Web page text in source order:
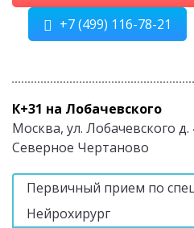
+7 (499) 116-78-21
К+31 на Лобачевского
Москва, ул. Лобачевского д.
Северное Чертаново
Первичный прием по
Нейрохирург